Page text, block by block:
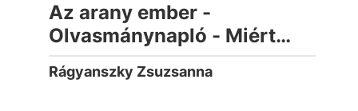
Az arany ember -
Olvasmánynapló - Miért
éppen ezt olvassam?
Rágyanszky Zsuzsanna